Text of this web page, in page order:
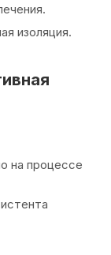
изоляция.
на процессе